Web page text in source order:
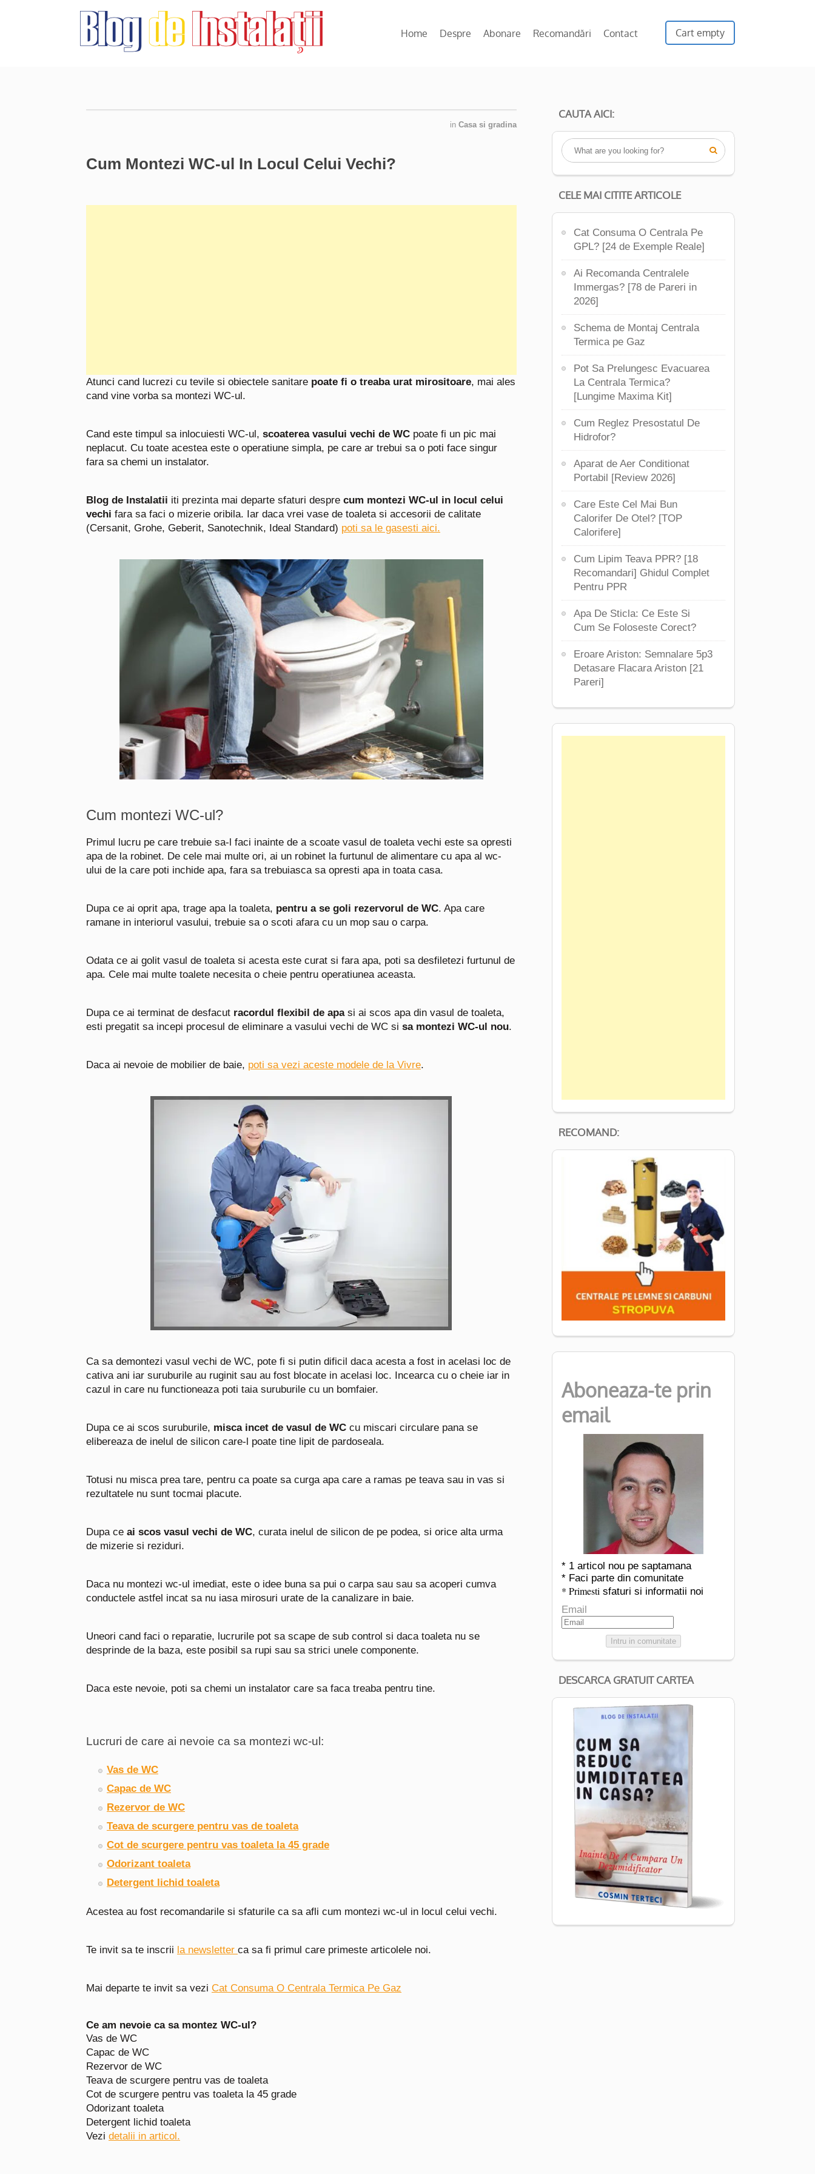
Cart empty
Home Despre Abonare Recomandări Contact
in Casa si gradina
Cum Montezi WC-ul In Locul Celui Vechi?
Atunci cand lucrezi cu tevile si obiectele sanitare poate fi o treaba urat mirositoare, mai ales
cand vine vorba sa montezi WC-ul.
Cand este timpul sa inlocuiesti WC-ul, scoaterea vasului vechi de WC poate fi un pic mai
neplacut. Cu toate acestea este o operatiune simpla, pe care ar trebui sa o poti face singur
fara sa chemi un instalator.
Blog de Instalatii iti prezinta mai departe sfaturi despre cum montezi WC-ul in locul celui
vechi fara sa faci o mizerie oribila. Iar daca vrei vase de toaleta si accesorii de calitate
(Cersanit, Grohe, Geberit, Sanotechnik, Ideal Standard) poti sa le gasesti aici.
Cum montezi WC-ul?
Primul lucru pe care trebuie sa-l faci inainte de a scoate vasul de toaleta vechi este sa opresti
apa de la robinet. De cele mai multe ori, ai un robinet la furtunul de alimentare cu apa al wc-
ului de la care poti inchide apa, fara sa trebuiasca sa opresti apa in toata casa.
Dupa ce ai oprit apa, trage apa la toaleta, pentru a se goli rezervorul de WC. Apa care
ramane in interiorul vasului, trebuie sa o scoti afara cu un mop sau o carpa.
Odata ce ai golit vasul de toaleta si acesta este curat si fara apa, poti sa desfiletezi furtunul de
apa. Cele mai multe toalete necesita o cheie pentru operatiunea aceasta.
Dupa ce ai terminat de desfacut racordul flexibil de apasi ai scos apa din vasul de toaleta,
esti pregatit sa incepi procesul de eliminare a vasului vechi de WC si sa montezi WC-ul nou.
Daca ai nevoie de mobilier de baie, poti sa vezi aceste modele de la Vivre.
Ca sa demontezi vasul vechi de WC, pote fi si putin dificil daca acesta a fost in acelasi loc de
cativa ani iar suruburile au ruginit sau au fost blocate in acelasi loc. Incearca cu o cheie iar in
cazul in care nu functioneaza poti taia suruburile cu un bomfaier.
Dupa ce ai scos suruburile, misca incet de vasul de WC cu miscari circulare pana se
elibereaza de inelul de silicon care-l poate tine lipit de pardoseala.
Totusi nu misca prea tare, pentru ca poate sa curga apa care a ramas pe teava sau in vas si
rezultatele nu sunt tocmai placute.
Dupa ce ai scos vasul vechi de WC, curata inelul de silicon de pe podea, si orice alta urma
de mizerie si reziduri.
Daca nu montezi wc-ul imediat, este o idee buna sa pui o carpa sau sau sa acoperi cumva
conductele astfel incat sa nu iasa mirosuri urate de la canalizare in baie.
Uneori cand faci o reparatie, lucrurile pot sa scape de sub control si daca toaleta nu se
desprinde de la baza, este posibil sa rupi sau sa strici unele componente.
Daca este nevoie, poti sa chemi un instalator care sa faca treaba pentru tine.
Lucruri de care ai nevoie ca sa montezi wc-ul:
Vas de WC
Capac de WC
Rezervor de WC
Teava de scurgere pentru vas de toaleta
Cot de scurgere pentru vas toaleta la 45 grade
Odorizant toaleta
Detergent lichid toaleta
Acestea au fost recomandarile si sfaturile ca sa afli cum montezi wc-ul in locul celui vechi.
Te invit sa te inscrii la newsletter ca sa fi primul care primeste articolele noi.
Mai departe te invit sa vezi Cat Consuma O Centrala Termica Pe Gaz
Ce am nevoie ca sa montez WC-ul?
Vas de WC
Capac de WC
Rezervor de WC
Teava de scurgere pentru vas de toaleta
Cot de scurgere pentru vas toaleta la 45 grade
Odorizant toaleta
Detergent lichid toaleta
Vezi detalii in articol.
CAUTA AICI:

CELE MAI CITITE ARTICOLE
Cat Consuma O Centrala Pe
GPL? [24 de Exemple Reale]
Ai Recomanda Centralele
Immergas? [78 de Pareri in
2026]
Schema de Montaj Centrala
Termica pe Gaz
Pot Sa Prelungesc Evacuarea
La Centrala Termica?
[Lungime Maxima Kit]
Cum Reglez Presostatul De
Hidrofor?
Aparat de Aer Conditionat
Portabil [Review 2026]
Care Este Cel Mai Bun
Calorifer De Otel? [TOP
Calorifere]
Cum Lipim Teava PPR? [18
Recomandari] Ghidul Complet
Pentru PPR
Apa De Sticla: Ce Este Si
Cum Se Foloseste Corect?
Eroare Ariston: Semnalare 5p3
Detasare Flacara Ariston [21
Pareri]
RECOMAND:
Aboneaza-te prin
email
* 1 articol nou pe saptamana
* Faci parte din comunitate
* Primestisfaturi si informatii noi
Email
Intru in comunitate
DESCARCA GRATUIT CARTEA